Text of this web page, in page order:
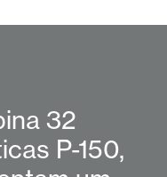
32
P-150,